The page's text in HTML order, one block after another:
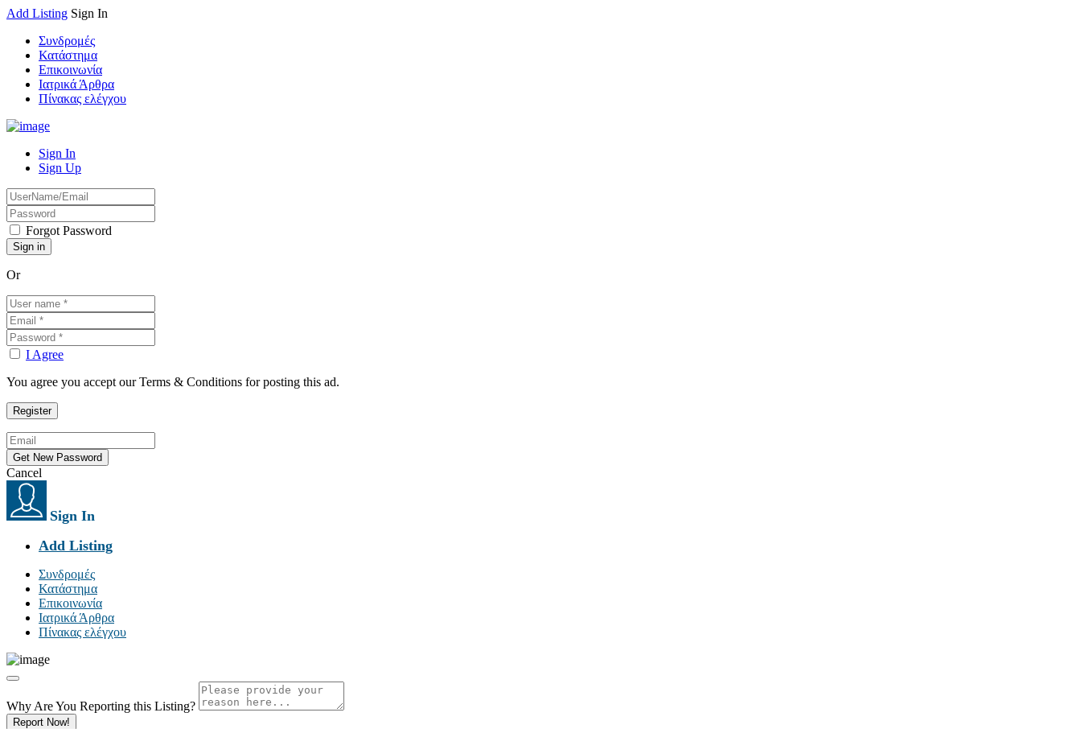
Add Listing Sign In
Συνδρομές
Κατάστημα
Επικοινωνία
Ιατρικά Άρθρα
Πίνακας ελέγχου
Sign In
Sign Up
Forgot Password
Or
I Agree
You agree you accept our Terms & Conditions for posting this ad.
Cancel
Sign In
Add Listing
Συνδρομές
Κατάστημα
Επικοινωνία
Ιατρικά Άρθρα
Πίνακας ελέγχου
Why Are You Reporting this Listing?
Report Now!